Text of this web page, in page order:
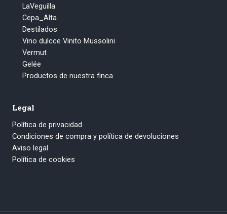
LaVeguilla
Cepa_Alta
Destilados
Vino dulcce Vinito Mussolini
Vermut
Gelée
Productos de nuestra finca
Legal
Política de privacidad
Condiciones de compra y política de devoluciones
Aviso legal
Política de cookies